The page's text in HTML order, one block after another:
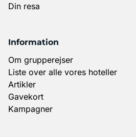
Din resa
Information
Om grupperejser
Liste over alle vores hoteller
Artikler
Gavekort
Kampagner